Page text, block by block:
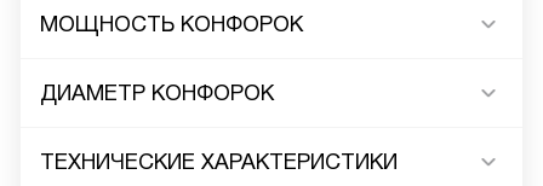
МОЩНОСТЬ КОНФОРОК
ДИАМЕТР КОНФОРОК
ТЕХНИЧЕСКИЕ ХАРАКТЕРИСТИКИ